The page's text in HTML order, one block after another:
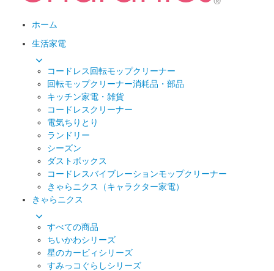
ホーム
生活家電
コードレス回転モップクリーナー
回転モップクリーナー消耗品・部品
キッチン家電・雑貨
コードレスクリーナー
電気ちりとり
ランドリー
シーズン
ダストボックス
コードレスバイブレーションモップクリーナー
きゃらニクス（キャラクター家電）
きゃらニクス
すべての商品
ちいかわシリーズ
星のカービィシリーズ
すみっコぐらしシリーズ